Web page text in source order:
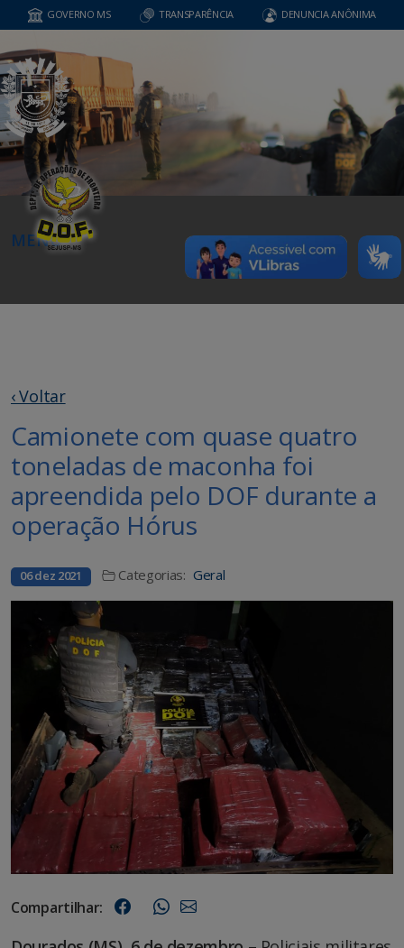
GOVERNO MS TRANSPARÊNCIA DENUNCIA ANÔNIMA
MENU
‹ Voltar
Camionete com quase quatro
toneladas de maconha foi
apreendida pelo DOF durante a
operação Hórus
06 dez 2021 Categorias: Geral
Compartilhar: